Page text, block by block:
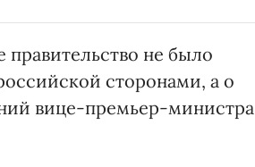
не было
сторонами, а о
вице-премьер-министра